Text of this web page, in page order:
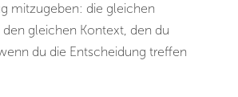
mitzugeben: die gleichen
gleichen Kontext, den du
du die Entscheidung treffen